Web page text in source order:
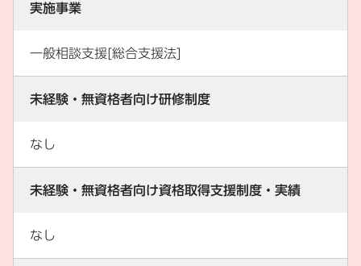
実施事業
一般相談支援[総合支援法]
未経験・無資格者向け研修制度
なし
未経験・無資格者向け資格取得支援制度・実績
なし